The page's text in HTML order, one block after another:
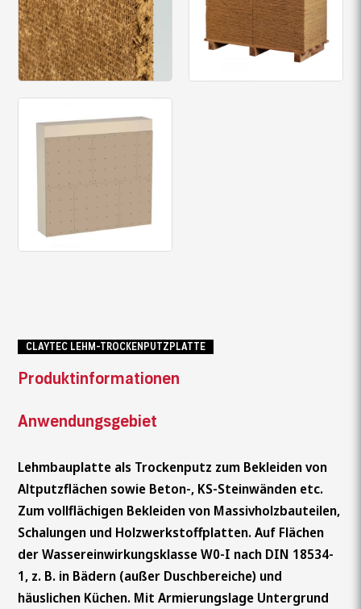
CLAYTEC LEHM-TROCKENPUTZPLATTE
Produktinformationen
Anwendungsgebiet
Lehmbauplatte als Trockenputz zum Bekleiden von
Altputzflächen sowie Beton-, KS-Steinwänden etc.
Zum vollflächigen Bekleiden von Massivholzbauteilen,
Schalungen und Holzwerkstoffplatten. Auf Flächen
der Wassereinwirkungsklasse W0-I nach DIN 18534-
1, z. B. in Bädern (außer Duschbereiche) und
häuslichen Küchen. Mit Armierungslage Untergrund